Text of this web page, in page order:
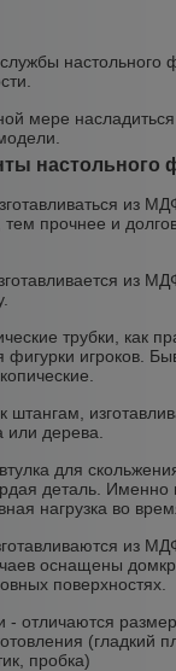
мере
настольного
из
прочнее и
из
трубки, как
фигурки игроков.
штангам,
или дерева.
для
деталь. Именно
нагрузка во
из
оснащены
поверхностях.
- отличаются
(гладкий
пробка)